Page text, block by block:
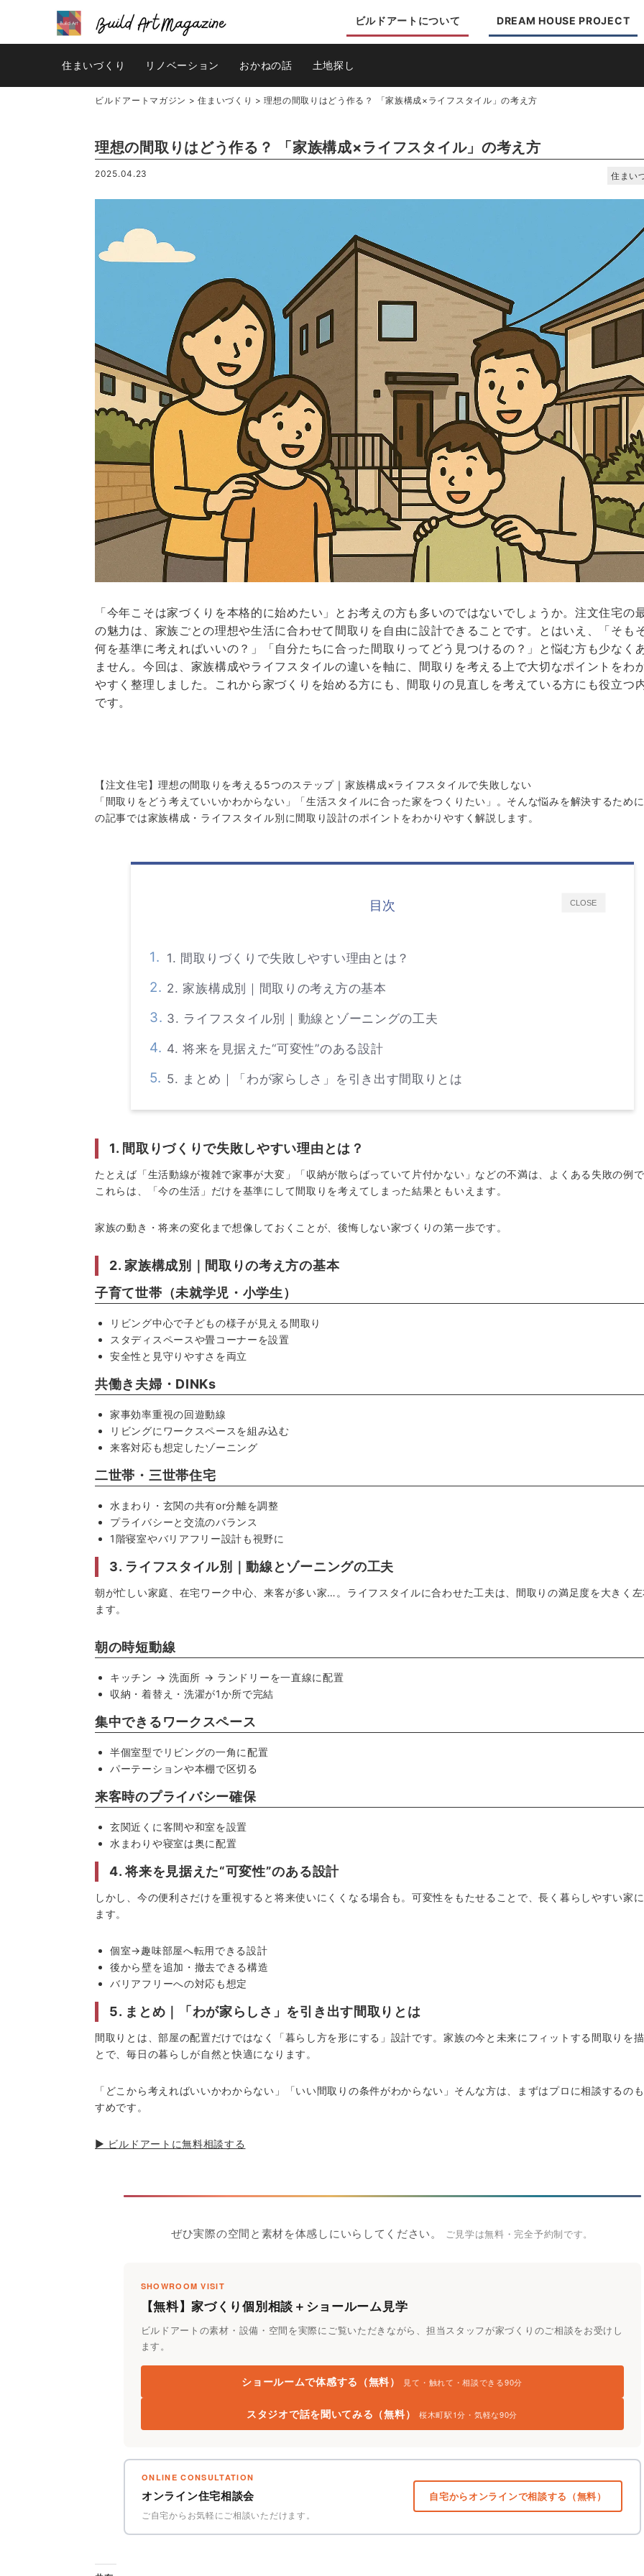
ビルドアートについて DREAM HOUSE PROJECT
住まいづくり リノベーション おかねの話 土地探し
ビルドアートマガジン >住まいづくり >理想の間取りはどう作る？ 「家族構成×ライフスタイル」の考え方
理想の間取りはどう作る？ 「家族構成×ライフスタイル」の考え方
2025.04.23 住まい
「今年こそは家づくりを本格的に始めたい」とお考えの方も多いのではないでしょうか。注文住宅の
の魅力は、家族ごとの理想や生活に合わせて間取りを自由に設計できることです。とはいえ、「そも
何を基準に考えればいいの？」「自分たちに合った間取りってどう見つけるの？」と悩む方も少なく
ません。今回は、家族構成やライフスタイルの違いを軸に、間取りを考える上で大切なポイントをわ
やすく整理しました。これから家づくりを始める方にも、間取りの見直しを考えている方にも役立つ
です。
【注文住宅】理想の間取りを考える5つのステップ｜家族構成×ライフスタイルで失敗しない
「間取りをどう考えていいかわからない」「生活スタイルに合った家をつくりたい」。そんな悩みを解決するため
の記事では家族構成・ライフスタイル別に間取り設計のポイントをわかりやすく解説します。
CLOSE
目次
1. 間取りづくりで失敗しやすい理由とは？
2. 家族構成別｜間取りの考え方の基本
3. ライフスタイル別｜動線とゾーニングの工夫
4. 将来を見据えた“可変性”のある設計
5. まとめ｜「わが家らしさ」を引き出す間取りとは
1. 間取りづくりで失敗しやすい理由とは？
たとえば「生活動線が複雑で家事が大変」「収納が散らばっていて片付かない」などの不満は、よくある失敗の例
これらは、「今の生活」だけを基準にして間取りを考えてしまった結果ともいえます。
家族の動き・将来の変化まで想像しておくことが、後悔しない家づくりの第一歩です。
2. 家族構成別｜間取りの考え方の基本
子育て世帯（未就学児・小学生）
リビング中心で子どもの様子が見える間取り
スタディスペースや畳コーナーを設置
安全性と見守りやすさを両立
共働き夫婦・DINKs
家事効率重視の回遊動線
リビングにワークスペースを組み込む
来客対応も想定したゾーニング
二世帯・三世帯住宅
水まわり・玄関の共有or分離を調整
プライバシーと交流のバランス
1階寝室やバリアフリー設計も視野に
3. ライフスタイル別｜動線とゾーニングの工夫
朝が忙しい家庭、在宅ワーク中心、来客が多い家…。ライフスタイルに合わせた工夫は、間取りの満足度を大きく
ます。
朝の時短動線
キッチン → 洗面所 → ランドリーを一直線に配置
収納・着替え・洗濯が1か所で完結
集中できるワークスペース
半個室型でリビングの一角に配置
パーテーションや本棚で区切る
来客時のプライバシー確保
玄関近くに客間や和室を設置
水まわりや寝室は奥に配置
4. 将来を見据えた“可変性”のある設計
しかし、今の便利さだけを重視すると将来使いにくくなる場合も。可変性をもたせることで、長く暮らしやすい家
ます。
個室→趣味部屋へ転用できる設計
後から壁を追加・撤去できる構造
バリアフリーへの対応も想定
5. まとめ｜「わが家らしさ」を引き出す間取りとは
間取りとは、部屋の配置だけではなく「暮らし方を形にする」設計です。家族の今と未来にフィットする間取りを
とで、毎日の暮らしが自然と快適になります。
「どこから考えればいいかわからない」「いい間取りの条件がわからない」そんな方は、まずはプロに相談するの
すめです。
▶ ビルドアートに無料相談する
ぜひ実際の空間と素材を体感しにいらしてください。 ご見学は無料・完全予約制です。
SHOWROOM VISIT
【無料】家づくり個別相談＋ショールーム見学
ビルドアートの素材・設備・空間を実際にご覧いただきながら、担当スタッフが家づくりのご相談をお受けし
ます。
ショールームで体感する（無料） 見て・触れて・相談できる90分
スタジオで話を聞いてみる（無料） 桜木町駅1分・気軽な90分
ONLINE CONSULTATION
オンライン住宅相談会
ご自宅からお気軽にご相談いただけます。
自宅からオンラインで相談する（無料）